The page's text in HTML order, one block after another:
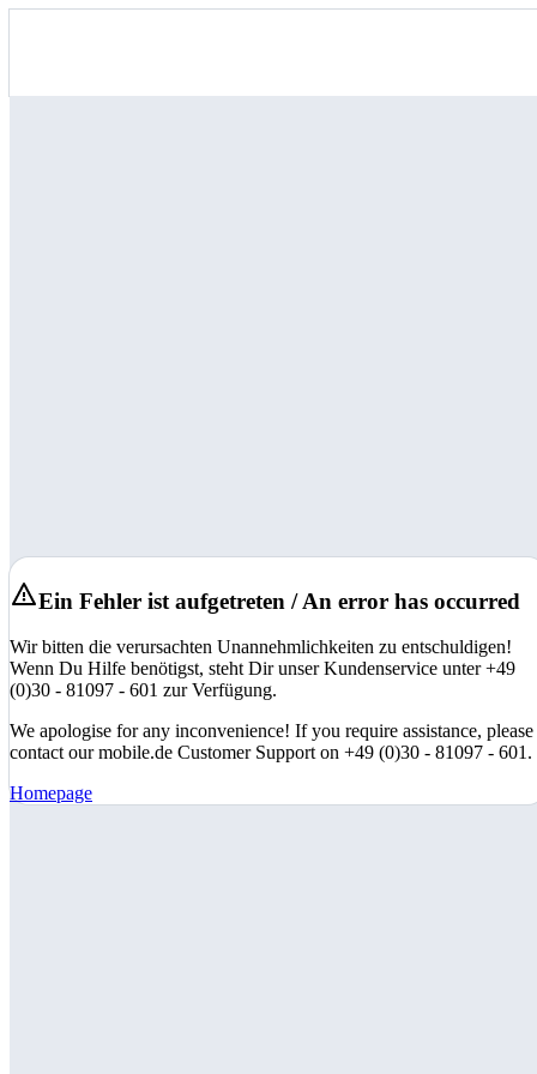
Ein Fehler ist aufgetreten / An error has occurred
Wir bitten die verursachten Unannehmlichkeiten zu entschuldigen!
Wenn Du Hilfe benötigst, steht Dir unser Kundenservice unter +49
(0)30 - 81097 - 601 zur Verfügung.
We apologise for any inconvenience! If you require assistance, please
contact our mobile.de Customer Support on +49 (0)30 - 81097 - 601.
Homepage